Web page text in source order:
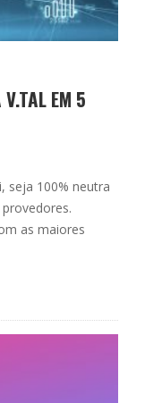
EM 5
seja 100% neutra
as maiores